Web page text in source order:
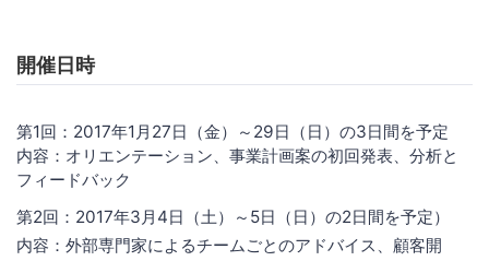
開催日時
第1回：2017年1月27日（金）～29日（日）の3日間を予定
内容：オリエンテーション、事業計画案の初回発表、分析と
フィードバック
第2回：2017年3月4日（土）～5日（日）の2日間を予定）
内容：外部専門家によるチームごとのアドバイス、顧客開